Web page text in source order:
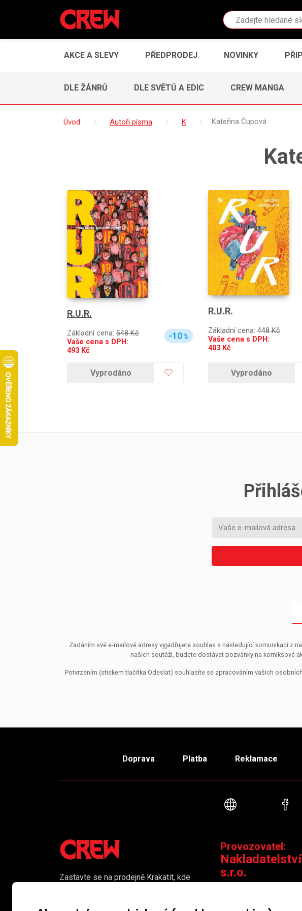
Vyhledávání
AKCE A SLEVY PŘEDPRODEJ NOVINKY
DLE ŽÁNRŮ DLE SVĚTŮ A EDIC CREW MANGA
Úvod Autoři písma K Kateřina Čupová
R.U.R.
Základní cena: 548 Kč
Vaše cena s DPH:
493 Kč
-10%
Vyprodáno
R.U.R.
Základní cena:448 Kč
Vaše cena s DPH:
403Kč
Vyprodáno
Zadáním své e-mailové adresy vyjadřujete souhlas s následující komunikací z
našich soutěží, budete dostávat pozvánky na komiksové
Potvrzením (stiskem tlačítka Odeslat) souhlasíte se zpracováním vašich
Doprava Platba Reklamace
Webové
Zastavte se na prodejně Krakatit, kde
Provozovatel:
Nakladatelství
s.r.o.
Čáslavská 15/